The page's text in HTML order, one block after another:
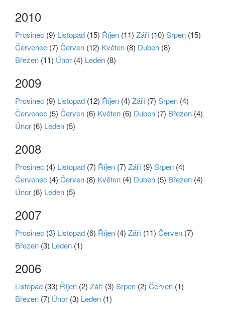
2010
Prosinec (9) Listopad (15) Říjen (11) Září(10) Srpen (15)
Červenec (7) Červen (12) Květen (8) Duben (8)
Březen (11) Únor (4) Leden (8)
2009
Prosinec (9) Listopad (12) Říjen (4) Září(7) Srpen (4)
Červenec (5) Červen (6) Květen (6) Duben (7) Březen (4)
Únor (6) Leden (5)
2008
Prosinec (4) Listopad (7) Říjen (7) Září(9) Srpen (4)
Červenec (4) Červen (8) Květen (4) Duben (5) Březen (4)
Únor (6) Leden (5)
2007
Prosinec (3) Listopad (6) Říjen (4) Září(11) Červen (7)
Březen (3) Leden (1)
2006
Listopad (33) Říjen (2) Září(3) Srpen (2) Červen (1)
Březen (7) Únor (3) Leden (1)